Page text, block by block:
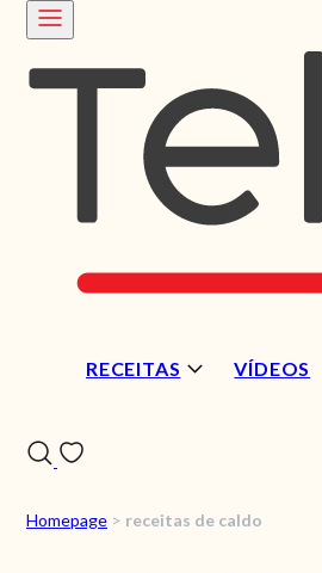
RECEITAS VÍDEOS
Homepage > receitas de caldo